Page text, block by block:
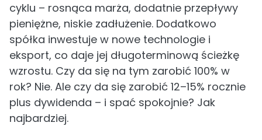
cyklu – rosnąca marża, dodatnie przepływy
pieniężne, niskie zadłużenie. Dodatkowo
spółka inwestuje w nowe technologie i
eksport, co daje jej długoterminową ścieżkę
wzrostu. Czy da się na tym zarobić 100% w
rok? Nie. Ale czy da się zarobić 12–15% rocznie
plus dywidenda – i spać spokojnie? Jak
najbardziej.